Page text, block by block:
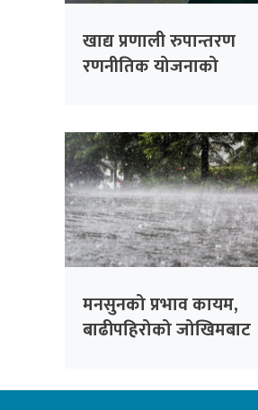
खाद्य प्रणाली रुपान्तरण
रणनीतिक योजनाको
मनसुनको प्रभाव कायम,
बाढीपहिरोको जोखिमबाट